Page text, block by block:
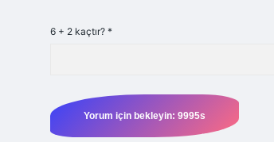
6 + 2 kaçtır? *